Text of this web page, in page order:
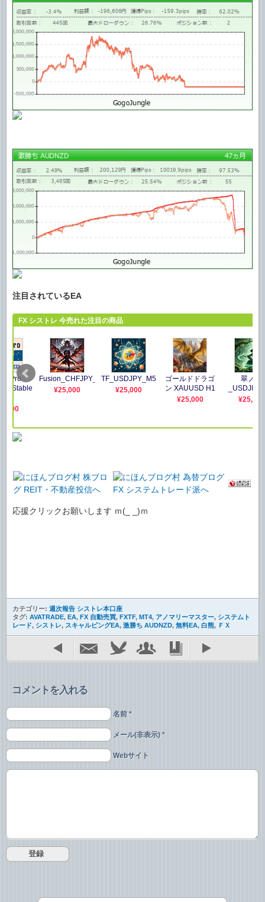
注目されているEA
応援クリックお願いします ｍ(_ _)ｍ
カテゴリー: 週次報告 シストレ本口座
タグ: AVATRADE, EA, FX 自動売買, FXTF, MT4, アノマリーマスター, システムト
レード, シストレ, スキャルピングEA, 激勝ち AUDNZD, 無料EA, 白熊, ＦＸ
コメントを入れる
名前 *
メール(非表示) *
Webサイト